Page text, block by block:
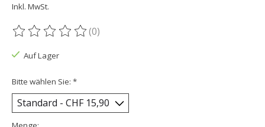
Inkl. MwSt.
Die Bewertung dieses Produkts ist
(0)
Auf Lager
Bitte wählen Sie: *